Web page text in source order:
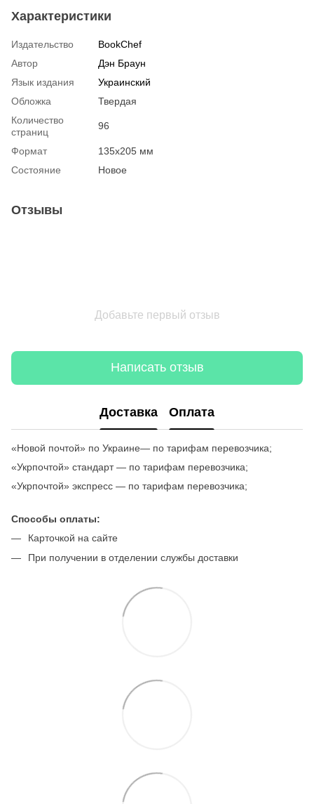
Характеристики
Издательство
BookChef
Автор
Дэн Браун
Язык издания
Украинский
Обложка
Твердая
Количество
страниц
96
Формат
135х205 мм
Состояние
Новое
Отзывы
Добавьте первый отзыв
Написать отзыв
Доставка Оплата
«Новой почтой» по Украине— по тарифам перевозчика;
«Укрпочтой» стандарт — по тарифам перевозчика;
«Укрпочтой» экспресс — по тарифам перевозчика;
Способы оплаты:
Карточкой на сайте
При получении в отделении службы доставки